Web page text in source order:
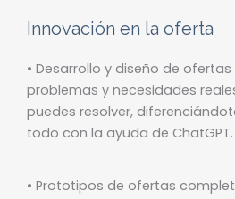
Innovación en la oferta
• Desarrollo y diseño de
problemas y necesidades
puedes resolver,
todo con la ayuda de ChatGPT.
• Prototipos de ofertas